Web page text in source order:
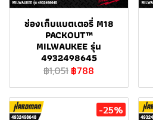
ช่องเก็บแบตเตอรี่ M18
PACKOUT™
MILWAUKEE รุ่น
4932498645
฿1,051 ฿788
-25%